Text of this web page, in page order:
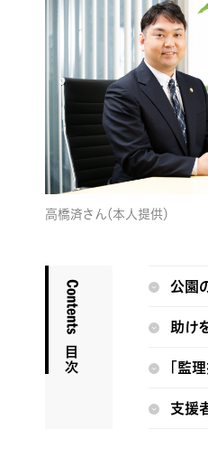
高橋済さん（本人提供）
公園
助け
「監
支援